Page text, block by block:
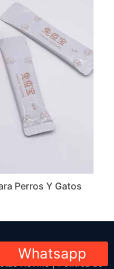
Perros Y Gatos
Whatsapp
reservados. Derechos
HsViko|Política de